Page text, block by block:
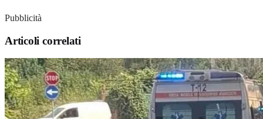
Pubblicità
Articoli correlati